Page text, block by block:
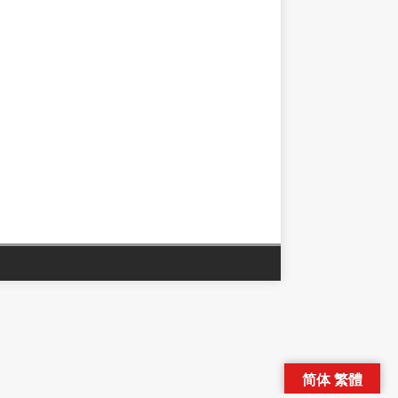
简体 繁體